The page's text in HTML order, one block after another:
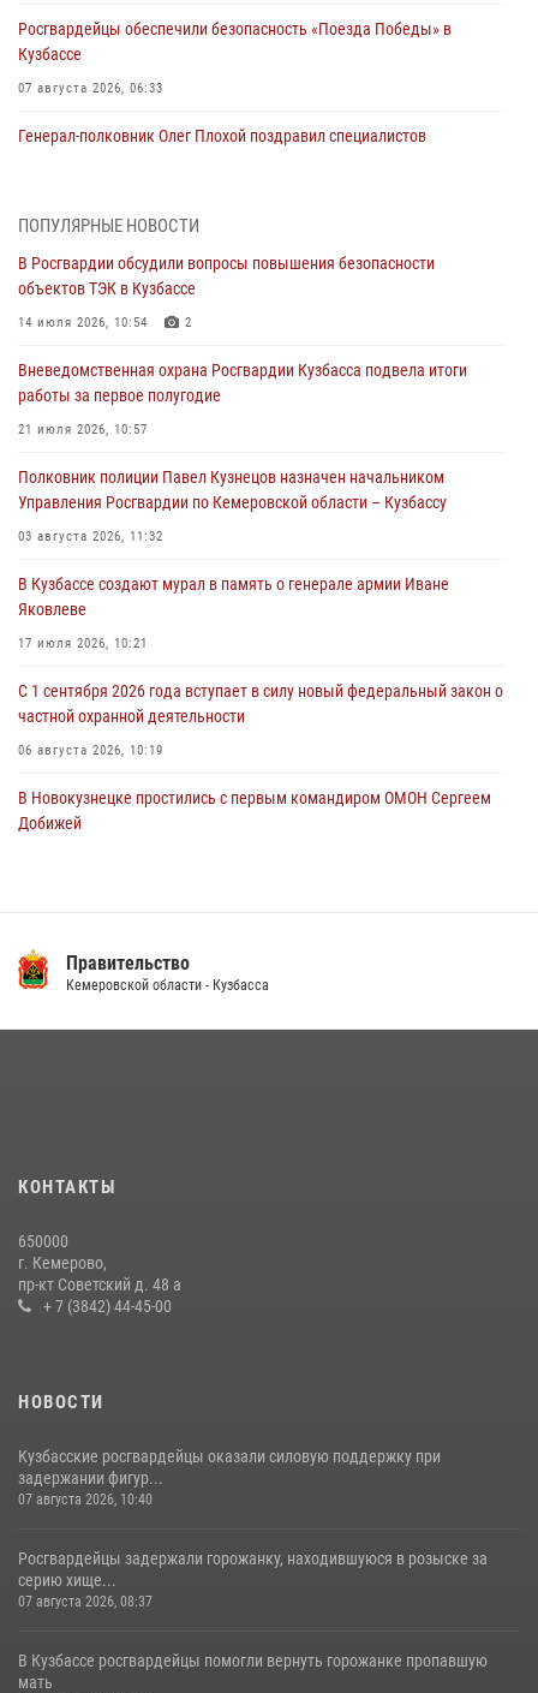
Росгвардейцы обеспечили безопасность «Поезда Победы» в
Кузбассе
07 августа 2026, 06:33
Генерал-полковник Олег Плохой поздравил специалистов
07 августа 2026, 05:32
С 1 сентября 2026 года вступает в силу новый федеральный закон о
частной охранной деятельности
06 августа 2026, 10:19
Росгвардейцы задержали предполагаемого виновника причинения
ножевого ранения кемеровчанину
06 августа 2026, 09:18
Росгвардейцы задержали мужчину, повредившего имущество
горожанки
06 августа 2026, 08:17
Росгвардейцы пресекли противоправные действия и защитили
новокузнечанку от агрессивного знакомого
06 августа 2026, 07:16
ПОПУЛЯРНЫЕ НОВОСТИ
В Росгвардии обсудили вопросы повышения безопасности
объектов ТЭК в Кузбассе
14 июля 2026, 10:54 2
Вневедомственная охрана Росгвардии Кузбасса подвела итоги
работы за первое полугодие
21 июля 2026, 10:57
Полковник полиции Павел Кузнецов назначен начальником
Управления Росгвардии по Кемеровской области – Кузбассу
03 августа 2026, 11:32
В Кузбассе создают мурал в память о генерале армии Иване
Яковлеве
17 июля 2026, 10:21
С 1 сентября 2026 года вступает в силу новый федеральный закон о
частной охранной деятельности
06 августа 2026, 10:19
В Новокузнецке простились с первым командиром ОМОН Сергеем
Добижей
14 июля 2026, 08:52 1
20 июля 2026, 10:54
с покупками
20 июля 2026, 08:52
Правительство
Кемеровской области - Кузбасса
КОНТАКТЫ
650000
г. Кемерово,
пр-кт Советский д. 48 а
+ 7 (3842) 44-45-00
НОВОСТИ
Кузбасские росгвардейцы оказали силовую поддержку при
задержании фигур...
07 августа 2026, 10:40
Росгвардейцы задержали горожанку, находившуюся в розыске за
серию хище...
07 августа 2026, 08:37
В Кузбассе росгвардейцы помогли вернуть горожанке пропавшую
мать